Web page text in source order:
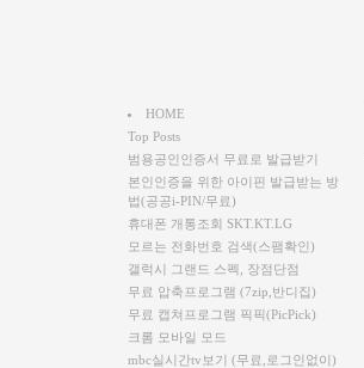
HOME
Top Posts
범용공인인증서 무료로 발급받기
본인인증을 위한 아이핀 발급받는 방
법(공공i-PIN/무료)
휴대폰 개통조회 SKT.KT.LG
모르는 전화번호 검색(스팸확인)
갤럭시 그랜드 스펙, 장점단점
무료 압축프로그램 (7zip,반디집)
무료 캡쳐프로그램 픽픽(PicPick)
크롬 모바일 모드
mbc실시간tv보기 (무료,로그인없이)